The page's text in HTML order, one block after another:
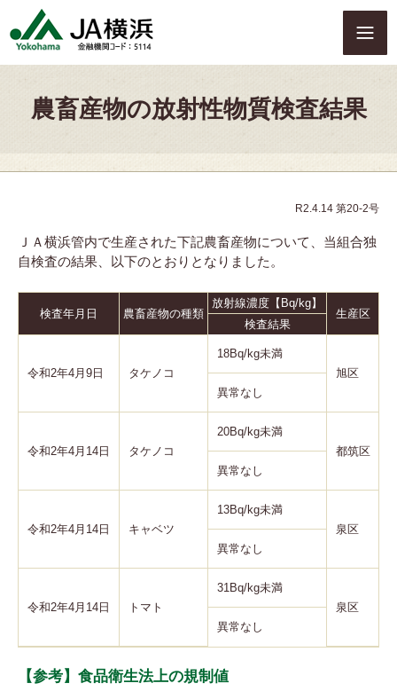
p
農畜産物の放射性物質検査結果
R2.4.14 第20-2号
ＪＡ横浜管内で生産された下記農畜産物について、当組合独
自検査の結果、以下のとおりとなりました。
検査年月日 農畜産物の種類
放射線濃度【Bq/kg】
生産区
検査結果
令和2年4月9日 タケノコ
18Bq/kg未満
旭区
異常なし
令和2年4月14日 タケノコ
20Bq/kg未満
都筑区
異常なし
令和2年4月14日 キャベツ
13Bq/kg未満
泉区
異常なし
令和2年4月14日 トマト
31Bq/kg未満
泉区
異常なし
【参考】食品衛生法上の規制値